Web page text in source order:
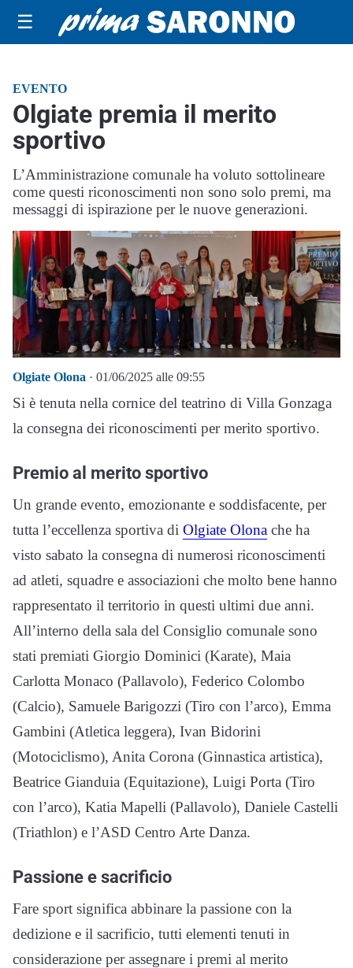
☰
EVENTO
Olgiate premia il merito
sportivo
L’Amministrazione comunale ha voluto sottolineare
come questi riconoscimenti non sono solo premi, ma
messaggi di ispirazione per le nuove generazioni.
Olgiate Olona · 01/06/2025 alle 09:55
Si è tenuta nella cornice del teatrino di Villa Gonzaga
la consegna dei riconoscimenti per merito sportivo.
Premio al merito sportivo
Un grande evento, emozionante e soddisfacente, per
tutta l’eccellenza sportiva di Olgiate Olona che ha
visto sabato la consegna di numerosi riconoscimenti
ad atleti, squadre e associazioni che molto bene hanno
rappresentato il territorio in questi ultimi due anni.
All’interno della sala del Consiglio comunale sono
stati premiati Giorgio Dominici (Karate), Maia
Carlotta Monaco (Pallavolo), Federico Colombo
(Calcio), Samuele Barigozzi (Tiro con l’arco), Emma
Gambini (Atletica leggera), Ivan Bidorini
(Motociclismo), Anita Corona (Ginnastica artistica),
Beatrice Gianduia (Equitazione), Luigi Porta (Tiro
con l’arco), Katia Mapelli (Pallavolo), Daniele Castelli
(Triathlon) e l’ASD Centro Arte Danza.
Passione e sacrificio
Fare sport significa abbinare la passione con la
dedizione e il sacrificio, tutti elementi tenuti in
considerazione per assegnare i premi al merito